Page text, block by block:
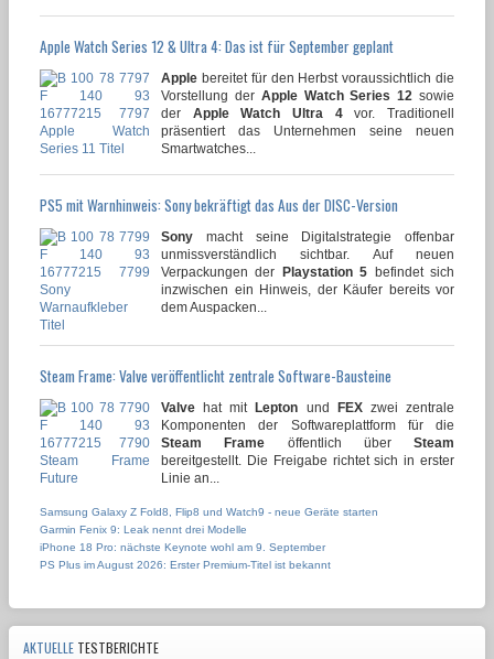
Apple Watch Series 12 & Ultra 4: Das ist für September geplant
Apple bereitet für den Herbst voraussichtlich die
Vorstellung der Apple Watch Series 12 sowie
der Apple Watch Ultra 4vor. Traditionell
präsentiert das Unternehmen seine neuen
Smartwatches...
PS5 mit Warnhinweis: Sony bekräftigt das Aus der DISC-Version
Sony macht seine Digitalstrategie offenbar
unmissverständlich sichtbar. Auf neuen
Verpackungen der
Playstation 5 befindet sich
inzwischen ein Hinweis, der Käufer bereits vor
dem Auspacken...
Steam Frame: Valve veröffentlicht zentrale Software-Bausteine
Valve hat mit Lepton und FEXzwei zentrale
Komponenten der Softwareplattform für die
Steam Frame öffentlich über Steam
bereitgestellt. Die Freigabe richtet sich in erster
Linie an...
Samsung Galaxy Z Fold8, Flip8 und Watch9 - neue Geräte starten
Garmin Fenix 9: Leak nennt drei Modelle
iPhone 18 Pro: nächste Keynote wohl am 9. September
PS Plus im August 2026: Erster Premium-Titel ist bekannt
AKTUELLE TESTBERICHTE